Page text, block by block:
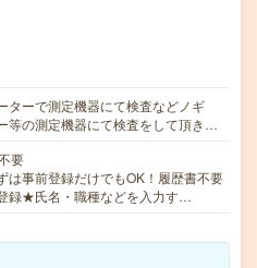
ターで測定機器にて検査などノギ
等の測定機器にて検査をして頂き…
要
事前登録だけでもOK！履歴書不要
録★氏名・職種などを入力す…